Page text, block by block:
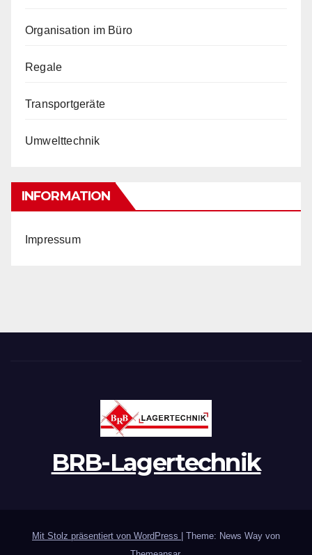
Organisation im Büro
Regale
Transportgeräte
Umwelttechnik
INFORMATION
Impressum
BRB-Lagertechnik
Mit Stolz präsentiert von WordPress
Theme: News Way von